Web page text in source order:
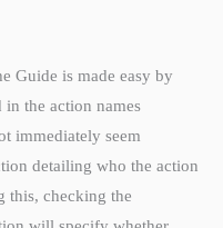
Guide is made easy by
the action names
immediately seem
detailing who the action
this, checking the